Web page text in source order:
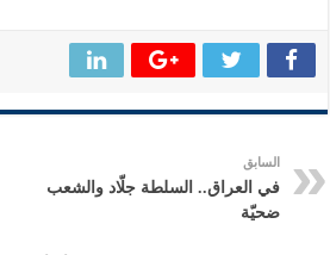
السابق
في العراق.. السلطة جلّاد والشعب
ضحيّة